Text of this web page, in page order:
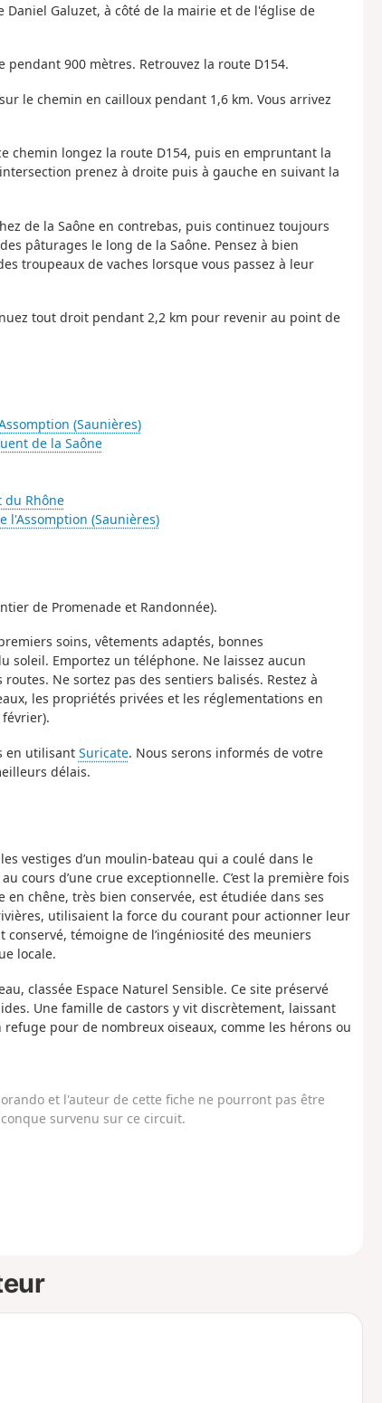
Galuzet, à côté de la mairie et de l'église de
900 mètres. Retrouvez la route D154.
le chemin en cailloux pendant 1,6 km. Vous arrivez
chemin longez la route D154, puis en empruntant la
prenez à droite puis à gauche en suivant la
de la Saône en contrebas, puis continuez toujours
pâturages le long de la Saône. Pensez à bien
troupeaux de vaches lorsque vous passez à leur
tout droit pendant 2,2 km pour revenir au point de
(Saunières)
de la Saône
du Rhône
l'Assomption (Saunières)
de Promenade et Randonnée).
soins, vêtements adaptés, bonnes
soleil. Emportez un téléphone. Ne laissez aucun
Ne sortez pas des sentiers balisés. Restez à
les propriétés privées et les réglementations en
en utilisant Suricate. Nous serons informés de votre
délais.
vestiges d’un moulin-bateau qui a coulé dans le
cours d’une crue exceptionnelle. C’est la première fois
chêne, très bien conservée, est étudiée dans ses
utilisaient la force du courant pour actionner leur
témoigne de l’ingéniosité des meuniers
locale.
classée Espace Naturel Sensible. Ce site préservé
Une famille de castors y vit discrètement, laissant
pour de nombreux oiseaux, comme les hérons ou
et l'auteur de cette fiche ne pourront pas être
survenu sur ce circuit.